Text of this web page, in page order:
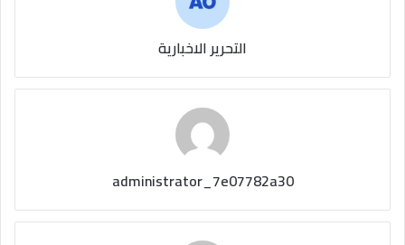
التحرير الاخبارية
administrator_7e07782a30